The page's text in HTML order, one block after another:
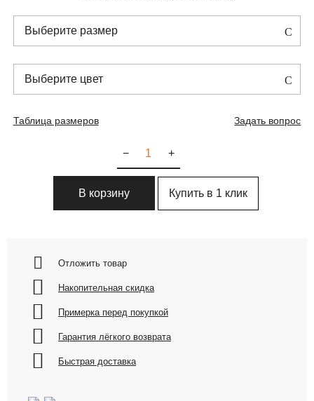
Выберите размер
Выберите цвет
Таблица размеров Задать вопрос
+
−
В корзину Купить в 1 клик
Отложить товар
Накопительная скидка
Примерка перед покупкой
Гарантия лёгкого возврата
Быстрая доставка